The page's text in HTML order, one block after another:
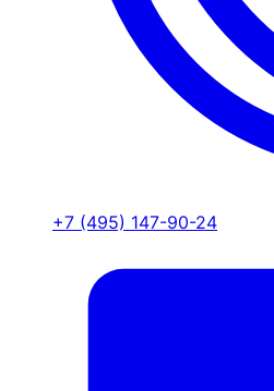
+7 (495) 147-90-24